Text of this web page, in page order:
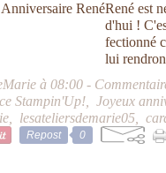
René est
d'hui !
fectionné
lui
à 08:00 -
Stampin'Up! ,Joyeux
lesateliersdemarie05 ,
Repost 0